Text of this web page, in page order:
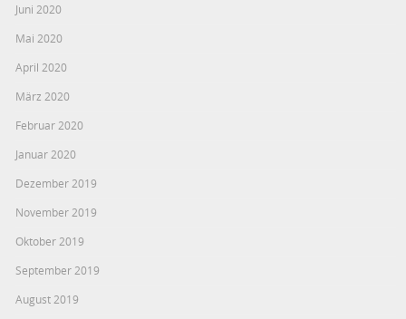
Juni 2020
Mai 2020
April 2020
März 2020
Februar 2020
Januar 2020
Dezember 2019
November 2019
Oktober 2019
September 2019
August 2019